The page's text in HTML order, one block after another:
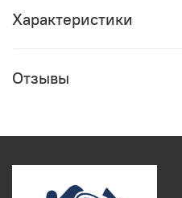
Характеристики
Отзывы